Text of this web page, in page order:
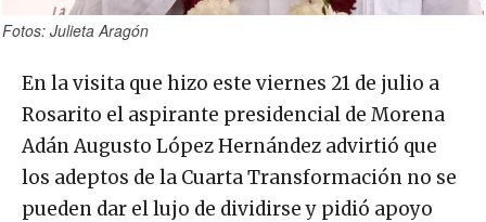
Fotos: Julieta Aragón
En la visita que hizo este viernes 21 de julio a
Rosarito el aspirante presidencial de Morena
Adán Augusto López Hernández advirtió que
los adeptos de la Cuarta Transformación no se
pueden dar el lujo de dividirse y pidió apoyo